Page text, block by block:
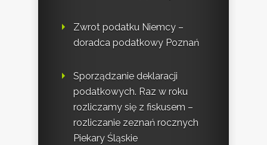
Zwrot podatku Niemcy –
doradca podatkowy Poznań
Sporządzanie deklaracji
podatkowych. Raz w roku
rozliczamy się z fiskusem –
rozliczanie zeznań rocznych
Piekary Śląskie